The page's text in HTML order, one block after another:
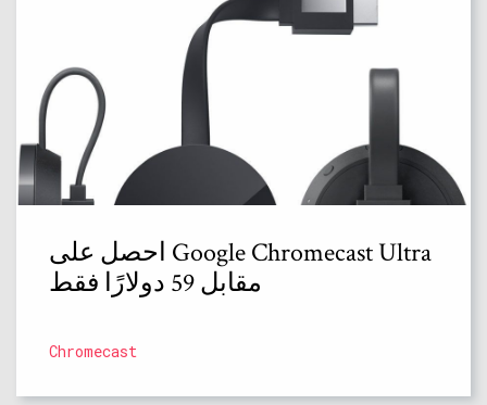
احصل على Google Chromecast Ultra
مقابل 59 دولارًا فقط
Chromecast